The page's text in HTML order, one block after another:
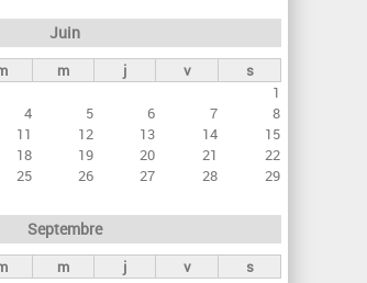
Juin
m j v
s
1
4 5 6 7
8
11 12 13 14
15
18 19 20 21
22
25 26 27 28
29
Septembre
m j v
s